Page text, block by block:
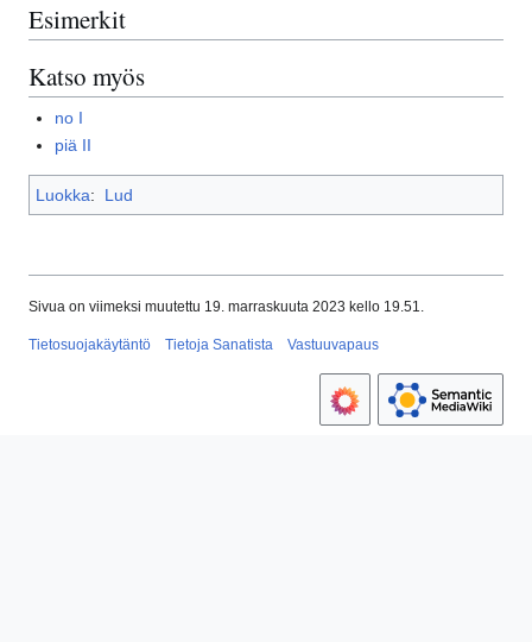
Esimerkit
Katso myös
no I
piä II
Luokka: Lud
Sivua on viimeksi muutettu 19. marraskuuta 2023 kello 19.51.
Tietosuojakäytäntö Tietoja Sanatista Vastuuvapaus